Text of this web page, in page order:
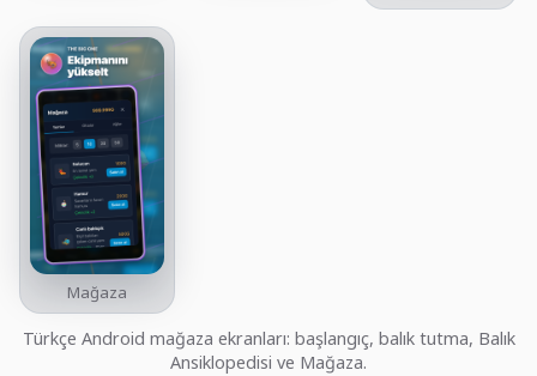
Mağaza
Türkçe Android mağaza ekranları: başlangıç, balık tutma, Balık
Ansiklopedisi ve Mağaza.